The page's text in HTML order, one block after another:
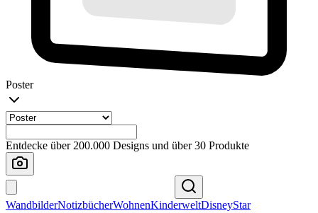
Poster
Entdecke über 200.000 Designs und über 30 Produkte
WandbilderNotizbücherWohnenKinderweltDisneyStar